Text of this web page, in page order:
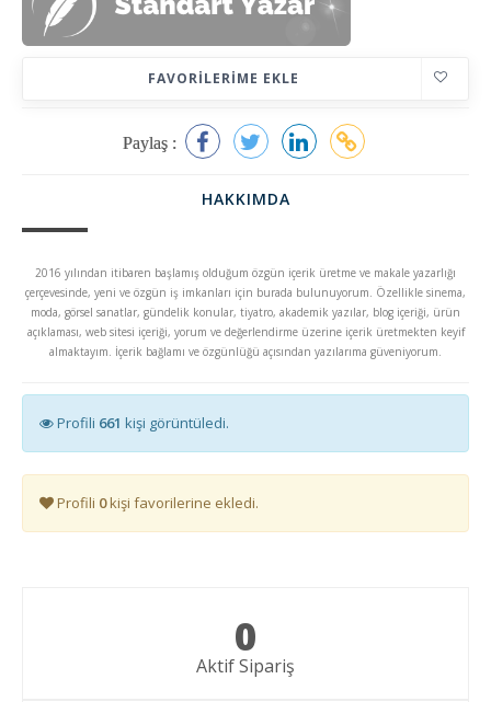
FAVORILERIME EKLE
Paylaş :
HAKKIMDA
2016 yılından itibaren başlamış olduğum özgün içerik üretme ve makale yazarlığı
çerçevesinde, yeni ve özgün iş imkanları için burada bulunuyorum. Özellikle sinema,
moda, görsel sanatlar, gündelik konular, tiyatro, akademik yazılar, blog içeriği, ürün
açıklaması, web sitesi içeriği, yorum ve değerlendirme üzerine içerik üretmekten keyif
almaktayım. İçerik bağlamı ve özgünlüğü açısından yazılarıma güveniyorum.
Profili 661 kişi görüntüledi.
Profili 0kişi favorilerine ekledi.
0
Aktif Sipariş